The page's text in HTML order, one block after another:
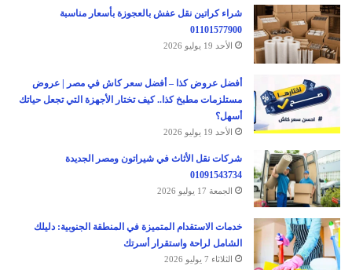
شراء كراتين نقل عفش بالعجوزة بأسعار مناسبة
01101577900
الأحد 19 يوليو 2026
أفضل عروض كذا – أفضل سعر كاش في مصر | عروض
مستلزمات مطبخ كذا.. كيف تختار الأجهزة التي تجعل حياتك
أسهل؟
الأحد 19 يوليو 2026
شركات نقل الأثاث في شيراتون ومصر الجديدة
01091543734
الجمعة 17 يوليو 2026
خدمات الاستقدام المتميزة في المنطقة الجنوبية: دليلك
الشامل لراحة واستقرار أسرتك
الثلاثاء 7 يوليو 2026